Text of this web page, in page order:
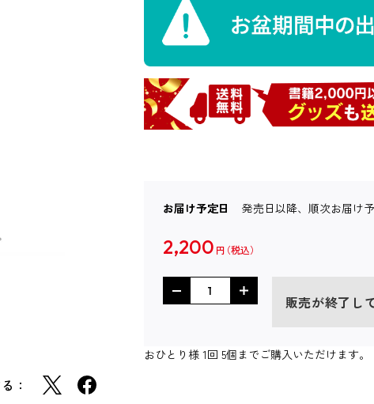
：
お届け予定日 発売日以降、順次お届け
2,200 円
販売が終了し
おひとり様 1回 5個までご購入いただけます。